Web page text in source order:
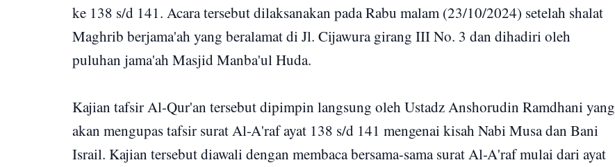
ke 138 s/d 141. Acara tersebut dilaksanakan pada Rabu malam (23/10/2024) setelah shalat
Maghrib berjama'ah yang beralamat di Jl. Cijawura girang III No. 3 dan dihadiri oleh
puluhan jama'ah Masjid Manba'ul Huda.
Kajian tafsir Al-Qur'an tersebut dipimpin langsung oleh Ustadz Anshorudin Ramdhani yang
akan mengupas tafsir surat Al-A'raf ayat 138 s/d 141 mengenai kisah Nabi Musa dan Bani
Israil. Kajian tersebut diawali dengan membaca bersama-sama surat Al-A'raf mulai dari ayat